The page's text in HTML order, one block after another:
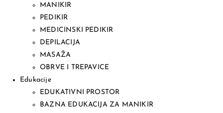
MANIKIR
PEDIKIR
MEDICINSKI PEDIKIR
DEPILACIJA
MASAŽA
OBRVE I TREPAVICE
Edukacije
EDUKATIVNI PROSTOR
BAZNA EDUKACIJA ZA MANIKIR